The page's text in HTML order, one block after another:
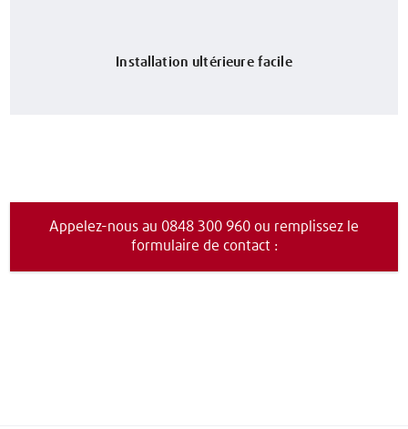
Installation ultérieure facile
Appelez-nous au 0848 300 960 ou remplissez le
formulaire de contact :